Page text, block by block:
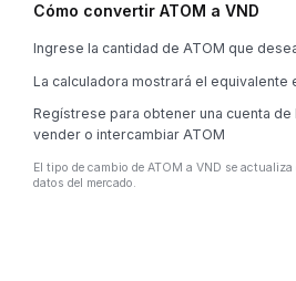
Cómo convertir ATOM a VND
Ingrese la cantidad de ATOM que
La calculadora mostrará el equivalente
Regístrese para obtener una cuenta
vender o intercambiar ATOM
El tipo de cambio de ATOM a VND se
datos del mercado.